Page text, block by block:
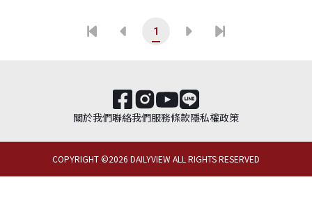
1
關於我們聯絡我們服務條款隱私權政策
COPYRIGHT ©2026 DAILYVIEW ALL RIGHTS RESERVED